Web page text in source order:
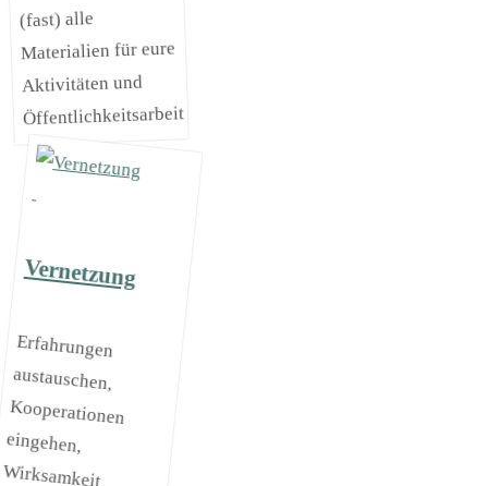
(fast) alle
Materialien für eure
Aktivitäten und
Öffentlichkeitsarbeit
Vernetzung
Erfahrungen
austauschen,
Kooperationen
eingehen,
Wirksamkeit